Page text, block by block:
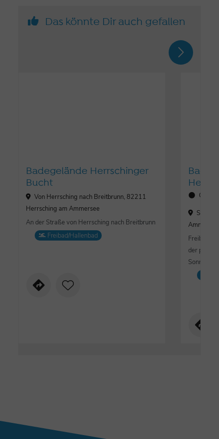
Das könnte Dir auch gefallen
Badegelände Herrschinger
Bucht
Von Herrsching nach Breitbrunn, 82211
Herrsching am Ammersee
An der Straße von Herrsching nach Breitbrunn
Freibad/Hallenbad
Ammersee
der